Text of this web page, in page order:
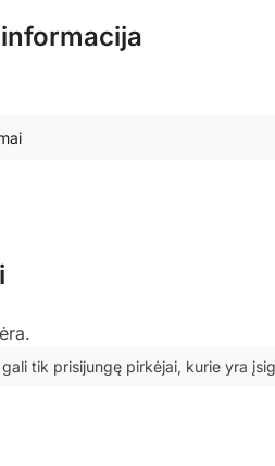
tik prisijungę pirkėjai, kurie yra